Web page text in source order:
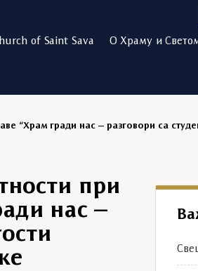
of Saint Sava О Храму и
“Храм гради нас – разговори са
при
нас –